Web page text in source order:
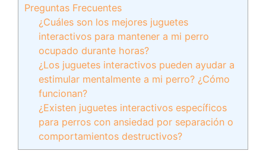
Preguntas Frecuentes
¿Cuáles son los mejores juguetes
interactivos para mantener a mi perro
ocupado durante horas?
¿Los juguetes interactivos pueden ayudar a
estimular mentalmente a mi perro? ¿Cómo
funcionan?
¿Existen juguetes interactivos específicos
para perros con ansiedad por separación o
comportamientos destructivos?